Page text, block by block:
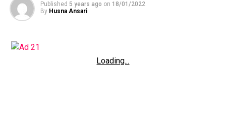
Published 5 years ago on 18/01/2022
By Husna Ansari
Loading...